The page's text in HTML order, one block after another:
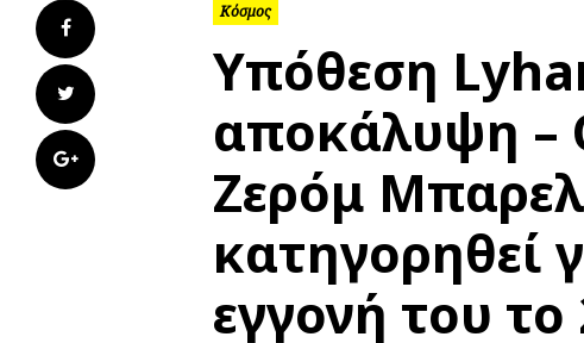
Facebook
Twitter
Google+
Κόσμος
Υπόθεση
αποκάλυψη –
Ζερόμ
κατηγορηθεί
εγγονή του το